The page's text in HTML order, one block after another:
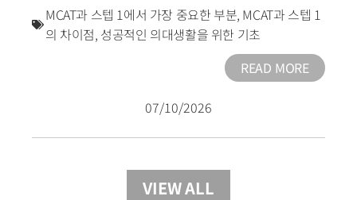
MCAT과 스텝 1에서 가장 중요한 부분, MCAT과 스텝 1
의 차이점, 성공적인 의대생활을 위한 기초
READ MORE
07/10/2026
VIEW ALL